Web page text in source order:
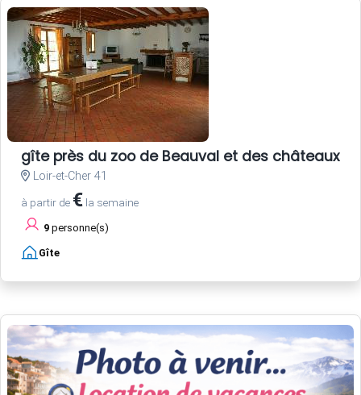
gîte près du zoo de Beauval et des châteaux
Loir-et-Cher 41
à partir de € la semaine
9 personne(s)
Gîte